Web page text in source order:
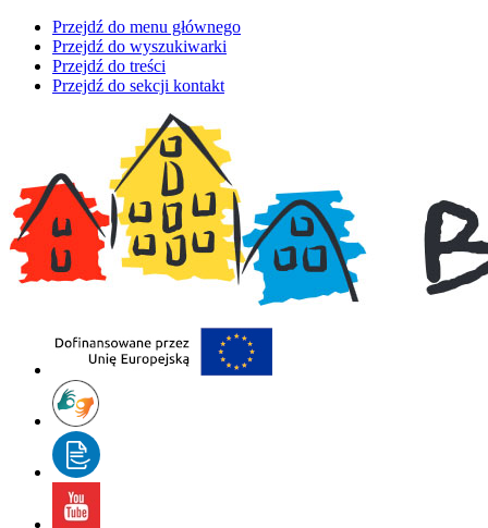
Przejdź do menu głównego
Przejdź do wyszukiwarki
Przejdź do treści
Przejdź do sekcji kontakt